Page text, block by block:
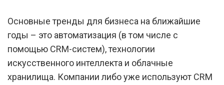
Основные тренды для бизнеса на ближайшие
годы – это автоматизация (в том числе с
помощью CRM-систем), технологии
искусственного интеллекта и облачные
хранилища. Компании либо уже используют CRM